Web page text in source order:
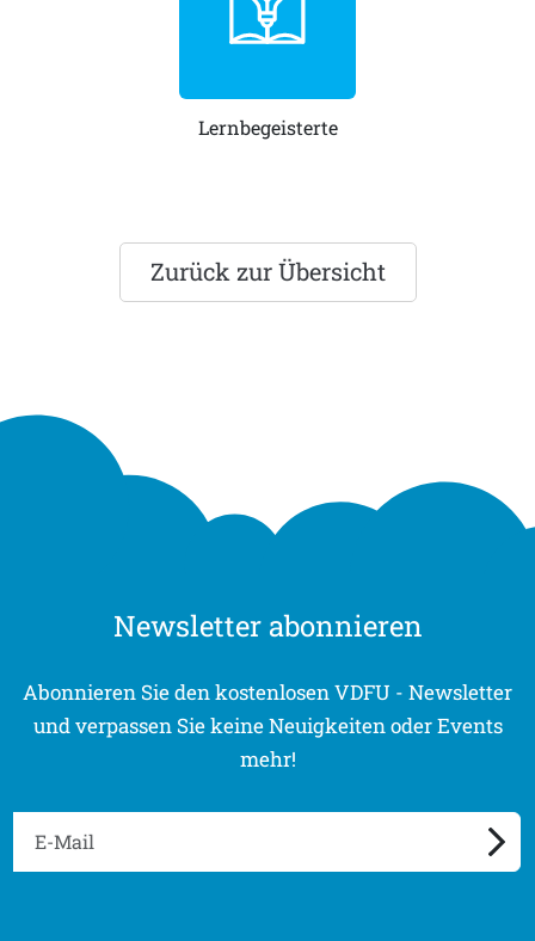
Lernbegeisterte
Zurück zur Übersicht
Newsletter abonnieren
Abonnieren Sie den kostenlosen VDFU - Newsletter
und verpassen Sie keine Neuigkeiten oder Events
mehr!